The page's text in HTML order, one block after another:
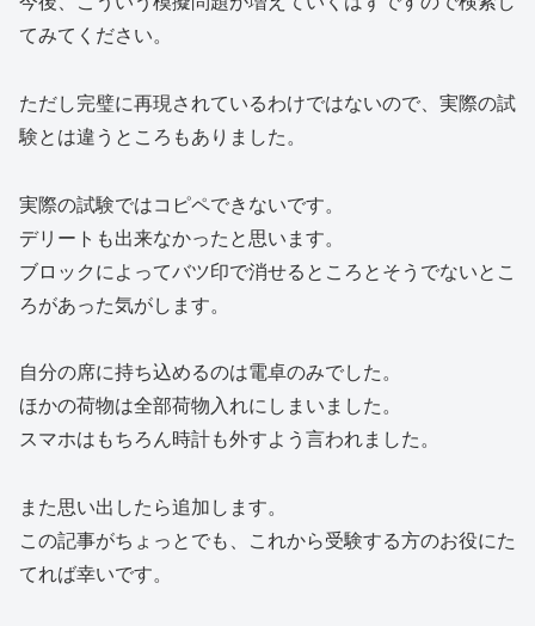
てみてください。
ただし完璧に再現されているわけではないので、実際の試
験とは違うところもありました。
実際の試験ではコピペできないです。
デリートも出来なかったと思います。
ブロックによってバツ印で消せるところとそうでないとこ
ろがあった気がします。
自分の席に持ち込めるのは電卓のみでした。
ほかの荷物は全部荷物入れにしまいました。
スマホはもちろん時計も外すよう言われました。
また思い出したら追加します。
この記事がちょっとでも、これから受験する方のお役にた
てれば幸いです。